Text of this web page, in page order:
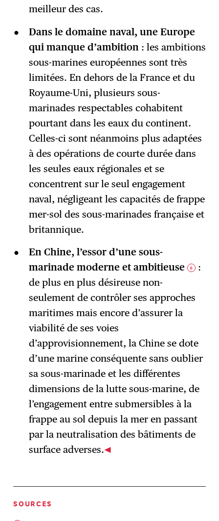
meilleur des cas.
Dans le domaine naval, une Europe
qui manque d’ambition : les ambitions
sous-marines européennes sont très
limitées. En dehors de la France et du
Royaume-Uni, plusieurs sous-
marinades respectables cohabitent
pourtant dans les eaux du continent.
Celles-ci sont néanmoins plus adaptées
à des opérations de courte durée dans
les seules eaux régionales et se
concentrent sur le seul engagement
naval, négligeant les capacités de frappe
mer-sol des sous-marinades française et
britannique.
En Chine, l’essor d’une sous-
marinade moderne et ambitieuse
6 :
de plus en plus désireuse non-
seulement de contrôler ses approches
maritimes mais encore d’assurer la
viabilité de ses voies
d’approvisionnement, la Chine se dote
d’une marine conséquente sans oublier
sa sous-marinade et les différentes
dimensions de la lutte sous-marine, de
l’engagement entre submersibles à la
frappe au sol depuis la mer en passant
par la neutralisation des bâtiments de
surface adverses.
SOURCES